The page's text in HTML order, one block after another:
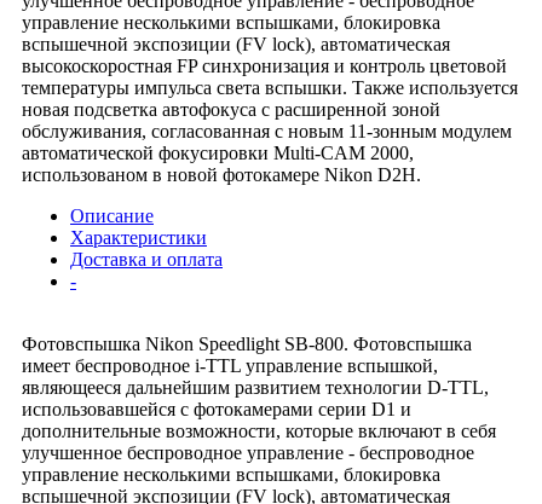
управление несколькими вспышками, блокировка
вспышечной экспозиции (FV lock), автоматическая
высокоскоростная FP синхронизация и контроль цветовой
температуры импульса света вспышки. Также используется
новая подсветка автофокуса с расширенной зоной
обслуживания, согласованная с новым 11-зонным модулем
автоматической фокусировки Multi-CAM 2000,
использованом в новой фотокамере Nikon D2H.
Описание
Характеристики
Доставка и оплата
-
Фотовспышка Nikon Speedlight SB-800. Фотовспышка
имеет беспроводное i-TTL управление вспышкой,
являющееся дальнейшим развитием технологии D-TTL,
использовавшейся с фотокамерами серии D1 и
дополнительные возможности, которые включают в себя
улучшенное беспроводное управление - беспроводное
управление несколькими вспышками, блокировка
вспышечной экспозиции (FV lock), автоматическая